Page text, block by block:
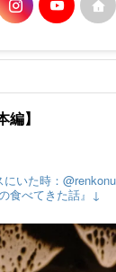
編】
にいた時：
食べてきた話』↓